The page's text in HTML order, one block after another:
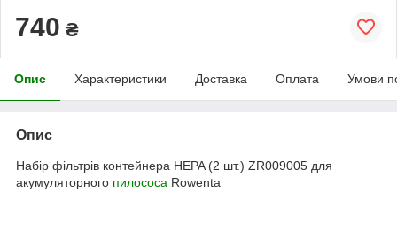
740 ₴
Опис Характеристики Доставка Оплата Умови
Опис
Набір фільтрів контейнера HEPA (2 шт.) ZR009005 для
акумуляторного пилососа Rowenta